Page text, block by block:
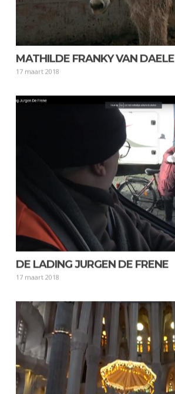
MATHILDE FRANKY VAN DAELE
17 maart 2018
DE LADING JURGEN DE FRENE
17 maart 2018